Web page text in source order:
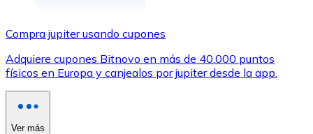
Compra jupiter usando cupones
Adquiere cupones Bitnovo en más de 40.000 puntos
físicos en Europa y canjealos por jupiter desde la app.
Ver más